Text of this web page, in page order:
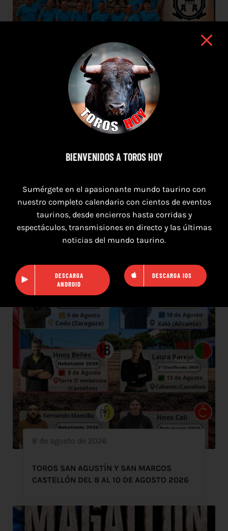
7 de agosto de 2026
TOROS SEGART 7 Y 8 DE AGOSTO 2026
8 de agosto de 2026
TOROS SAN AGUSTÍN Y SAN MARCOS
CASTELLÓN DEL 8 AL 10 DE AGOSTO 2026
BIENVENIDOS A TOROS HOY
Sumérgete en el apasionante mundo taurino con
nuestro completo calendario con cientos de eventos
taurinos, desde encierros hasta corridas y
espectáculos, transmisiones en directo y las últimas
noticias del mundo taurino.
DESCARGA
ANDROID
DESCARGA IOS